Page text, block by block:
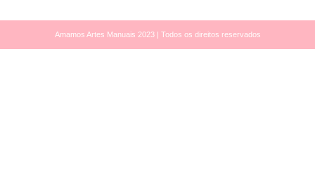
Amamos Artes Manuais 2023 | Todos os direitos reservados